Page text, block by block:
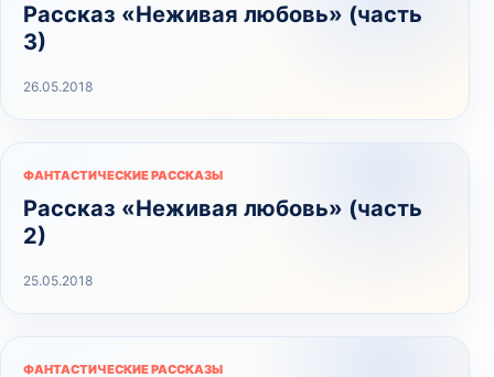
Рассказ «Неживая любовь» (часть
3)
26.05.2018
ФАНТАСТИЧЕСКИЕ РАССКАЗЫ
Рассказ «Неживая любовь» (часть
2)
25.05.2018
ФАНТАСТИЧЕСКИЕ РАССКАЗЫ